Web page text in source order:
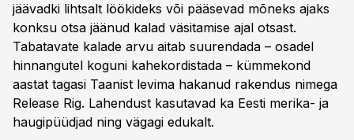
jäävadki lihtsalt löökideks või pääsevad mõneks ajaks
konksu otsa jäänud kalad väsitamise ajal otsast.
Tabatavate kalade arvu aitab suurendada – osadel
hinnangutel koguni kahekordistada – kümmekond
aastat tagasi Taanist levima hakanud rakendus nimega
Release Rig. Lahendust kasutavad ka Eesti merika- ja
haugipüüdjad ning vägagi edukalt.